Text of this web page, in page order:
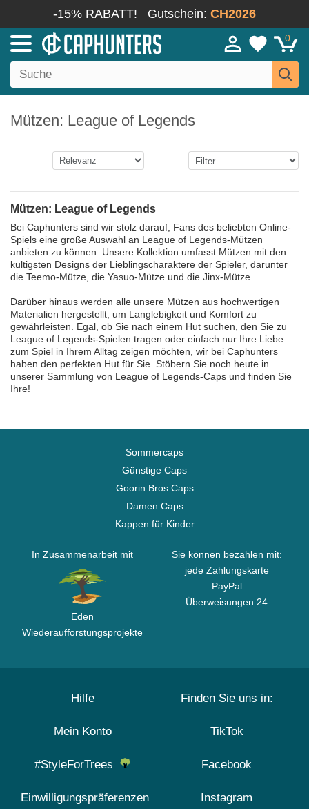
-15% RABATT! Gutschein: CH2026
0
Mützen: League of Legends
Mützen: League of Legends
Bei Caphunters sind wir stolz darauf, Fans des beliebten Online-
Spiels eine große Auswahl an League of Legends-Mützen
anbieten zu können. Unsere Kollektion umfasst Mützen mit den
kultigsten Designs der Lieblingscharaktere der Spieler, darunter
die Teemo-Mütze, die Yasuo-Mütze und die Jinx-Mütze.
Darüber hinaus werden alle unsere Mützen aus hochwertigen
Materialien hergestellt, um Langlebigkeit und Komfort zu
gewährleisten. Egal, ob Sie nach einem Hut suchen, den Sie zu
League of Legends-Spielen tragen oder einfach nur Ihre Liebe
zum Spiel in Ihrem Alltag zeigen möchten, wir bei Caphunters
haben den perfekten Hut für Sie. Stöbern Sie noch heute in
unserer Sammlung von League of Legends-Caps und finden Sie
Ihre!
Sommercaps
Günstige Caps
Goorin Bros Caps
Damen Caps
Kappen für Kinder
In Zusammenarbeit mit
Eden
Wiederaufforstungsprojekte
Sie können bezahlen mit:
jede Zahlungskarte
PayPal
Überweisungen 24
Hilfe
Mein Konto
#StyleForTrees
Einwilligungspräferenzen
Finden Sie uns in:
TikTok
Facebook
Instagram